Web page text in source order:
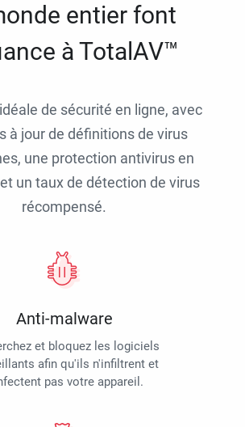
entier font
à TotalAV™
de sécurité en ligne, avec
à jour de définitions de virus
une protection antivirus en
un taux de détection de virus
récompensé.
Anti-malware
et bloquez les logiciels
afin qu'ils n'infiltrent et
pas votre appareil.